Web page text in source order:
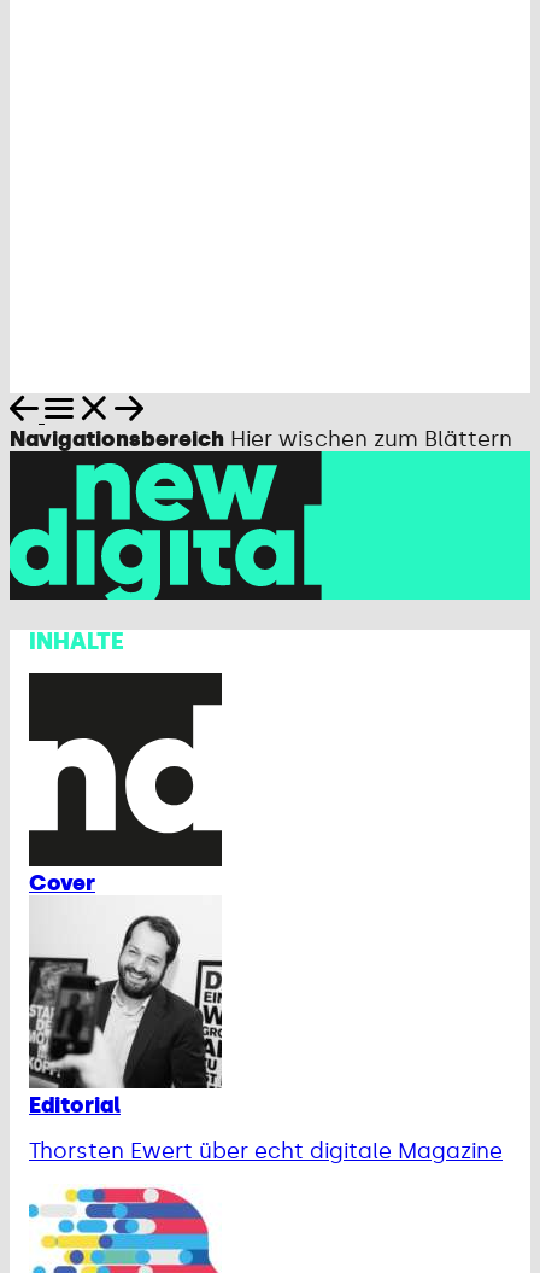
Navigationsbereich Hier wischen zum Blättern
INHALTE
Cover
Editorial
Thorsten Ewert über echt digitale Magazine